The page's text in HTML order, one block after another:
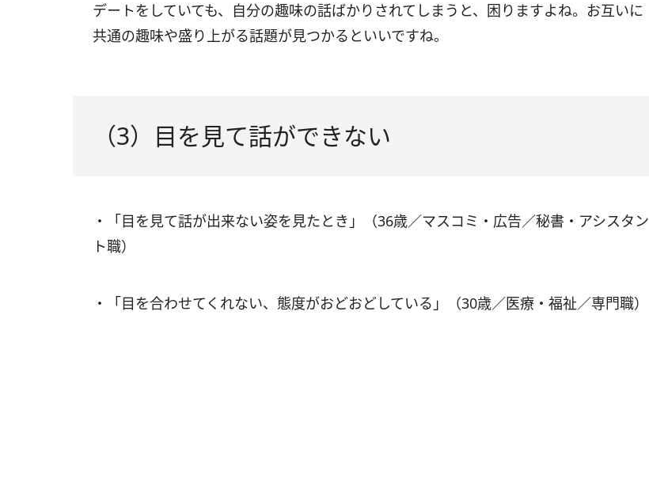
デートをしていても、自分の趣味の話ばかりされてしまうと、困りますよね。お互いに
共通の趣味や盛り上がる話題が見つかるといいですね。
（3）目を見て話ができない
・「目を見て話が出来ない姿を見たとき」（36歳／マスコミ・広告／秘書・アシスタン
ト職）
・「目を合わせてくれない、態度がおどおどしている」（30歳／医療・福祉／専門職）